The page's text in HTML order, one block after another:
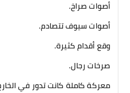
أصوات صراخ.
أصوات سيوف تتصادم.
وقع أقدام كثيرة.
صرخات رجال.
معركة كاملة كانت تدور في